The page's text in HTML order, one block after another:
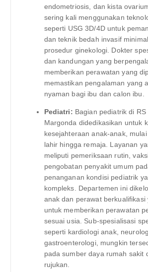
endometriosis, dan kista
sering kali menggunakan
seperti USG 3D/4D untuk
dan teknik bedah invasif
prosedur ginekologi. Dokter
dan kandungan yang
memberikan perawatan yang
memastikan pengalaman yang
nyaman bagi ibu dan calon ibu.
Pediatri: Bagian pediatrik di RS
Margonda didedikasikan untuk
kesejahteraan anak-anak,
lahir hingga remaja. Layanan
meliputi pemeriksaan rutin,
pengobatan penyakit umum
penanganan kondisi pediatrik
kompleks. Departemen ini
anak dan perawat berkualifikasi
untuk memberikan perawatan
sesuai usia. Sub-spesialisasi
seperti kardiologi anak,
gastroenterologi, mungkin
pada sumber daya rumah sakit
rujukan.